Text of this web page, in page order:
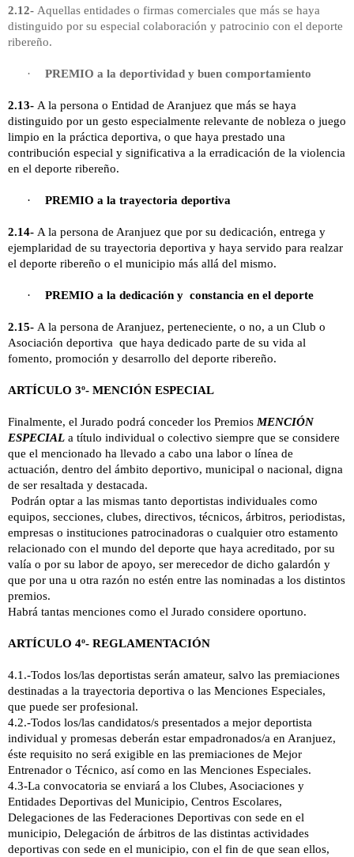
2.12- Aquellas entidades o firmas comerciales que más se haya
distinguido por su especial colaboración y patrocinio con el deporte
ribereño.
· PREMIO a la deportividad y buen comportamiento
2.13- A la persona o Entidad de Aranjuez que más se haya
distinguido por un gesto especialmente relevante de nobleza o juego
limpio en la práctica deportiva, o que haya prestado una
contribución especial y significativa a la erradicación de la violencia
en el deporte ribereño.
· PREMIO a la trayectoria deportiva
2.14- A la persona de Aranjuez que por su dedicación, entrega y
ejemplaridad de su trayectoria deportiva y haya servido para realzar
el deporte ribereño o el municipio más allá del mismo.
· PREMIO a la dedicación y constancia en el deporte
2.15- A la persona de Aranjuez, perteneciente, o no, a un Club o
Asociación deportiva que haya dedicado parte de su vida al
fomento, promoción y desarrollo del deporte ribereño.
ARTÍCULO 3º- MENCIÓN ESPECIAL
Finalmente, el Jurado podrá conceder los Premios MENCIÓN
ESPECIAL a título individual o colectivo siempre que se considere
que el mencionado ha llevado a cabo una labor o línea de
actuación, dentro del ámbito deportivo, municipal o nacional, digna
de ser resaltada y destacada.
Podrán optar a las mismas tanto deportistas individuales como
equipos, secciones, clubes, directivos, técnicos, árbitros, periodistas,
empresas o instituciones patrocinadoras o cualquier otro estamento
relacionado con el mundo del deporte que haya acreditado, por su
valía o por su labor de apoyo, ser merecedor de dicho galardón y
que por una u otra razón no estén entre las nominadas a los distintos
premios.
Habrá tantas menciones como el Jurado considere oportuno.
ARTÍCULO 4º- REGLAMENTACIÓN
4.1.-Todos los/las deportistas serán amateur, salvo las premiaciones
destinadas a la trayectoria deportiva o las Menciones Especiales,
que puede ser profesional.
4.2.-Todos los/las candidatos/s presentados a mejor deportista
individual y promesas deberán estar empadronados/a en Aranjuez,
éste requisito no será exigible en las premiaciones de Mejor
Entrenador o Técnico, así como en las Menciones Especiales.
4.3-La convocatoria se enviará a los Clubes, Asociaciones y
Entidades Deportivas del Municipio, Centros Escolares,
Delegaciones de las Federaciones Deportivas con sede en el
municipio, Delegación de árbitros de las distintas actividades
deportivas con sede en el municipio, con el fin de que sean ellos,